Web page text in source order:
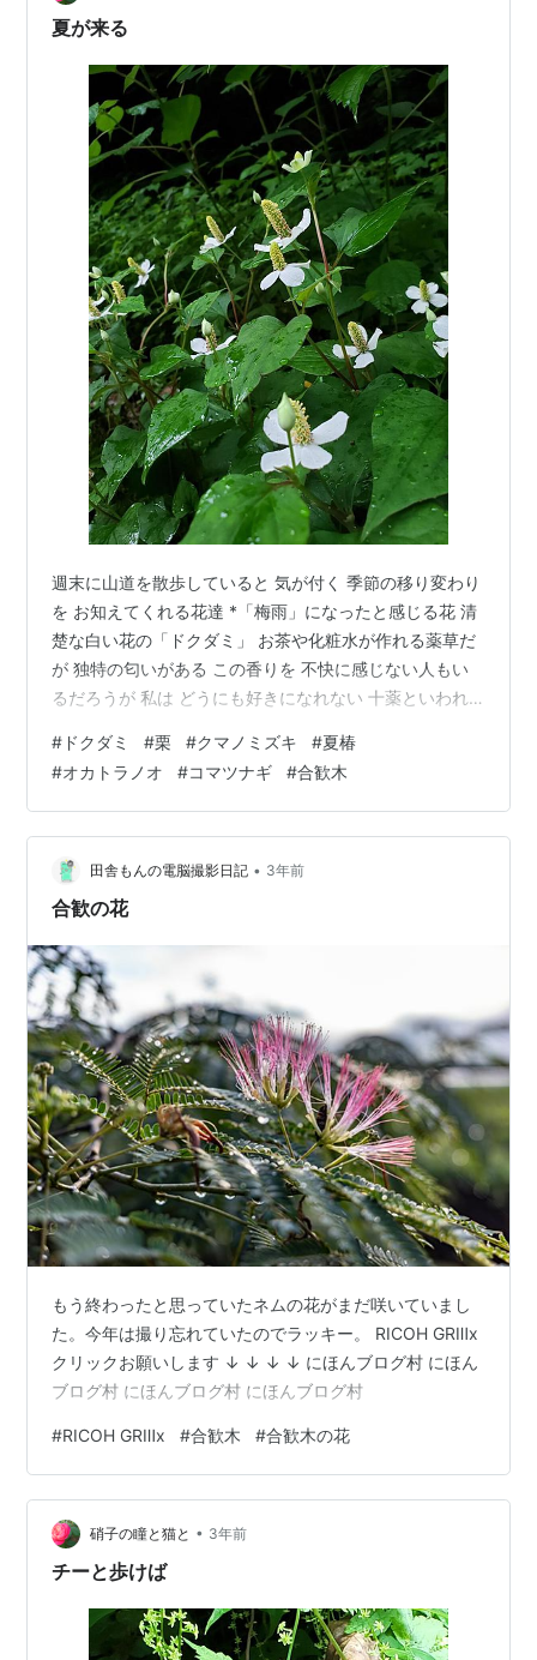
夏が来る
週末に山道を散歩していると 気が付く 季節の移り変わり
を お知えてくれる花達 *「梅雨」になったと感じる花 清
楚な白い花の「ドクダミ」 お茶や化粧水が作れる薬草だ
が 独特の匂いがある この香りを 不快に感じない人もい
るだろうが 私は どうにも好きになれない 十薬といわれ
漂う 栗の白い花も 独特な匂いだ 甘さを抜いた 蒸し栗の
匂いに似ていると思う 実が収穫できるのは9月 花にも 表
年と裏年があるのだろうか 去年よりも 多く花を付けた
「クマノミズキ」 まるで葉っぱの上に カリフラワーが乗
っているみたい お隣のクマノミズキ 花の重さで枝が下が
る …
# ドクダミ #栗 #クマノミズキ #夏椿
#オカトラノオ #コマツナギ #合歓木
田舎もんの電脳撮影日記 • 3年前
合歓の花
もう終わったと思っていたネムの花がまだ咲いていまし
た。今年は撮り忘れていたのでラッキー。 RICOH GRⅢx
クリックお願いします ↓ ↓ ↓ ↓ にほんブログ村 にほん
ブログ村 にほんブログ村 にほんブログ村
#RICOH GRⅢx #合歓木 #合歓木の花
硝子の瞳と猫と • 3年前
チーと歩けば